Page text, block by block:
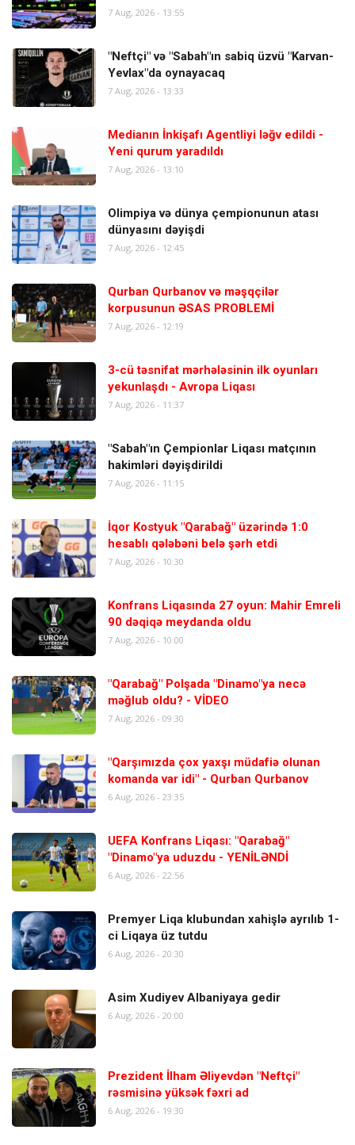
7 Aug, 2026 - 13:55
"Neftçi" və "Sabah"ın sabiq üzvü "Karvan-
Yevlax"da oynayacaq
7 Aug, 2026 - 13:33
Medianın İnkişafı Agentliyi ləğv edildi -
Yeni qurum yaradıldı
7 Aug, 2026 - 13:10
Olimpiya və dünya çempionunun atası
dünyasını dəyişdi
7 Aug, 2026 - 12:45
Qurban Qurbanov və məşqçilər
korpusunun ƏSAS PROBLEMİ
7 Aug, 2026 - 12:19
3-cü təsnifat mərhələsinin ilk oyunları
yekunlaşdı - Avropa Liqası
7 Aug, 2026 - 11:37
"Sabah"ın Çempionlar Liqası matçının
hakimləri dəyişdirildi
7 Aug, 2026 - 11:15
İqor Kostyuk "Qarabağ" üzərində 1:0
hesablı qələbəni belə şərh etdi
7 Aug, 2026 - 10:30
Konfrans Liqasında 27 oyun: Mahir Emreli
90 dəqiqə meydanda oldu
7 Aug, 2026 - 10:00
"Qarabağ" Polşada "Dinamo"ya necə
məğlub oldu? - VİDEO
7 Aug, 2026 - 09:30
"Qarşımızda çox yaxşı müdafiə olunan
komanda var idi" - Qurban Qurbanov
6 Aug, 2026 - 23:35
UEFA Konfrans Liqası: "Qarabağ"
"Dinamo"ya uduzdu - YENİLƏNDİ
6 Aug, 2026 - 22:56
Premyer Liqa klubundan xahişlə ayrılıb 1-
ci Liqaya üz tutdu
6 Aug, 2026 - 20:30
Asim Xudiyev Albaniyaya gedir
6 Aug, 2026 - 20:00
Prezident İlham Əliyevdən "Neftçi"
rəsmisinə yüksək fəxri ad
6 Aug, 2026 - 19:30